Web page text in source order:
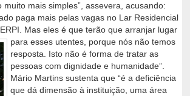
mais simples”, assevera, acusando:
paga mais pelas vagas no Lar Residencial
Mas eles é que terão que arranjar lugar
para esses utentes, porque nós não temos
resposta. Isto não é forma de tratar as
pessoas com dignidade e humanidade”.
Mário Martins sustenta que “é a deficiência
que dá dimensão à instituição, uma área